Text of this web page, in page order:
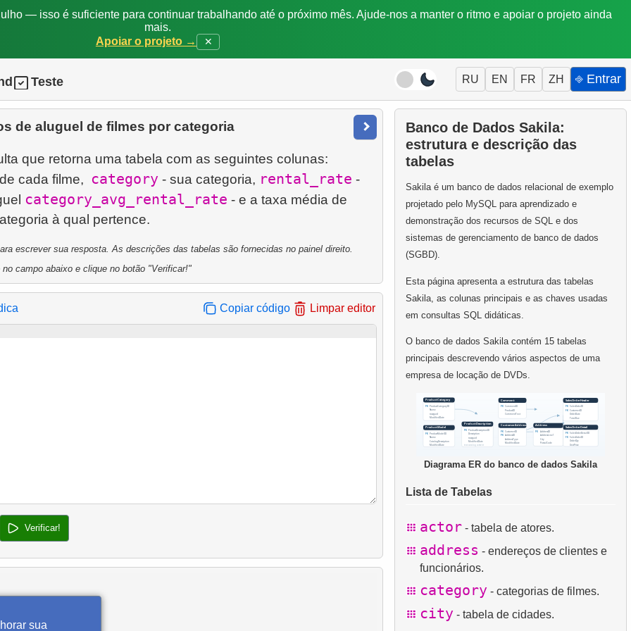
— isso é suficiente para continuar trabalhando até o próximo mês. Ajude-nos a manter o ritmo e apoiar o projeto ainda
mais.
Apoiar o projeto →
✕
Teste RU EN FR ZH ⎆ Entrar
de aluguel de filmes por categoria
que retorna uma tabela com as seguintes colunas:
cada filme, category - sua categoria, rental_rate -
category_avg_rental_rate - e a taxa média de
escrever sua resposta. As descrições das tabelas são fornecidas no painel direito.
campo abaixo e clique no botão "Verificar!"
Copiar código Limpar editor
Verificar!
Banco de Dados Sakila:
estrutura e descrição das
tabelas
Sakila é um banco de dados relacional de exemplo
projetado pelo MySQL para aprendizado e
demonstração dos recursos de SQL e dos
sistemas de gerenciamento de banco de dados
(SGBD).
Esta página apresenta a estrutura das tabelas
Sakila, as colunas principais e as chaves usadas
em consultas SQL didáticas.
O banco de dados Sakila contém 15 tabelas
principais descrevendo vários aspectos de uma
empresa de locação de DVDs.
Diagrama ER do banco de dados Sakila
Lista de Tabelas
actor - tabela de atores.
address - endereços de clientes e
funcionários.
category - categorias de filmes.
city - tabela de cidades.
sua